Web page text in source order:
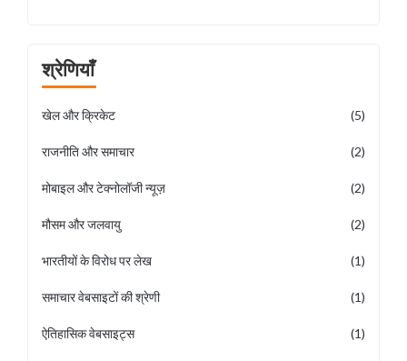
श्रेणियाँ
खेल और क्रिकेट (5)
राजनीति और समाचार (2)
मोबाइल और टेक्नोलॉजी न्यूज़ (2)
मौसम और जलवायु (2)
भारतीयों के विरोध पर लेख (1)
समाचार वेबसाइटों की श्रेणी (1)
ऐतिहासिक वेबसाइट्स (1)